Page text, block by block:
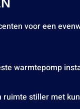
voor een
warmtepomp
ruimte stiller met